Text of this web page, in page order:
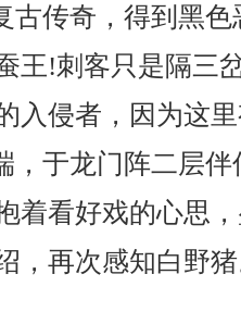
古传奇，得到黑
王!刺客只是隔三
入侵者，因为这
，于龙门阵二层
着看好戏的心思
，再次感知白野